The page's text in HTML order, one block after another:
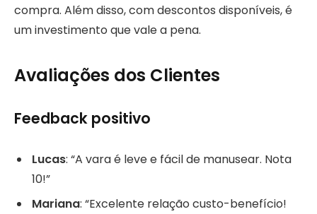
compra. Além disso, com descontos disponíveis, é
um investimento que vale a pena.
Avaliações dos Clientes
Feedback positivo
Lucas: “A vara é leve e fácil de manusear. Nota
10!”
Mariana: “Excelente relação custo-benefício!